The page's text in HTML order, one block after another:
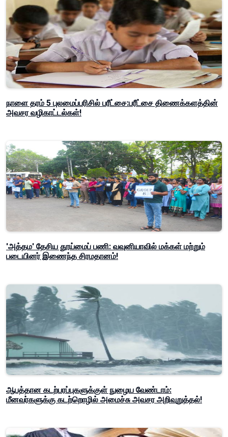
நாளை தரம் 5 புலமைப்பரிசில் பரீட்சை:பரீட்சை திணைக்களத்தின்
அவசர வழிகாட்டல்கள்!
'அத்தம' தேசிய தூய்மைப் பணி: வவுனியாவில் மக்கள் மற்றும்
படையினர் இணைந்த சிரமதானம்!
ஆபத்தான கடற்பரப்புகளுக்குள் நுழைய வேண்டாம்:
மீனவர்களுக்கு கடற்றொழில் அமைச்சு அவசர அறிவுறுத்தல்!